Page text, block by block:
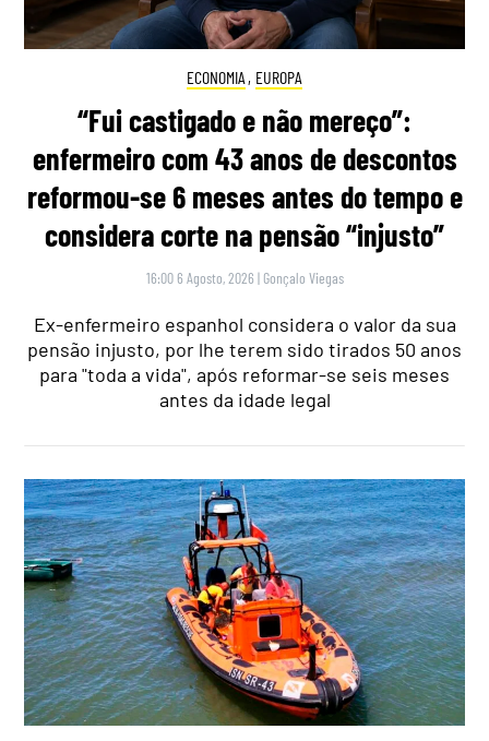
ECONOMIA , EUROPA
“Fui castigado e não mereço”:
enfermeiro com 43 anos de descontos
reformou-se 6 meses antes do tempo e
considera corte na pensão “injusto”
16:00 6 Agosto, 2026 | Gonçalo Viegas
Ex-enfermeiro espanhol considera o valor da sua
pensão injusto, por lhe terem sido tirados 50 anos
para "toda a vida", após reformar-se seis meses
antes da idade legal